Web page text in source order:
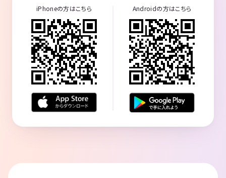
iPhoneの方はこちら Androidの方はこちら